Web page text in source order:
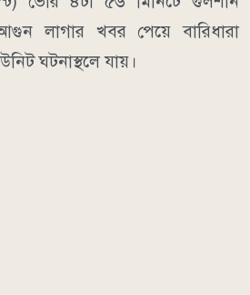
লাগার খবর পেয়ে বারিধারা
ঘটনাস্থলে যায়।